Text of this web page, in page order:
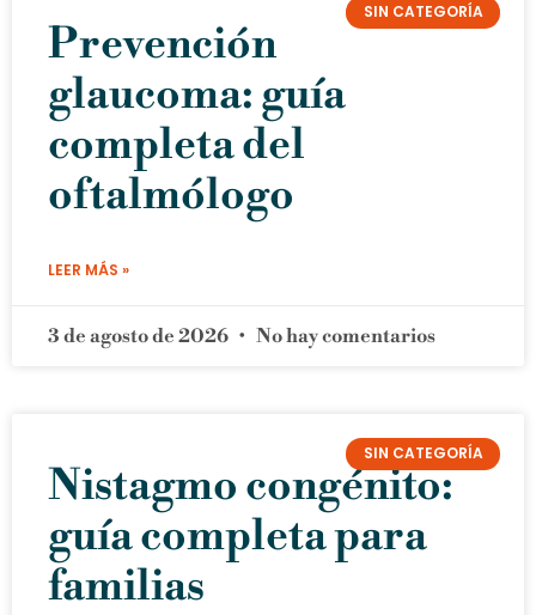
SIN CATEGORÍA
Prevención
glaucoma: guía
completa del
oftalmólogo
LEER MÁS »
3 de agosto de 2026 No hay comentarios
SIN CATEGORÍA
Nistagmo congénito:
guía completa para
familias